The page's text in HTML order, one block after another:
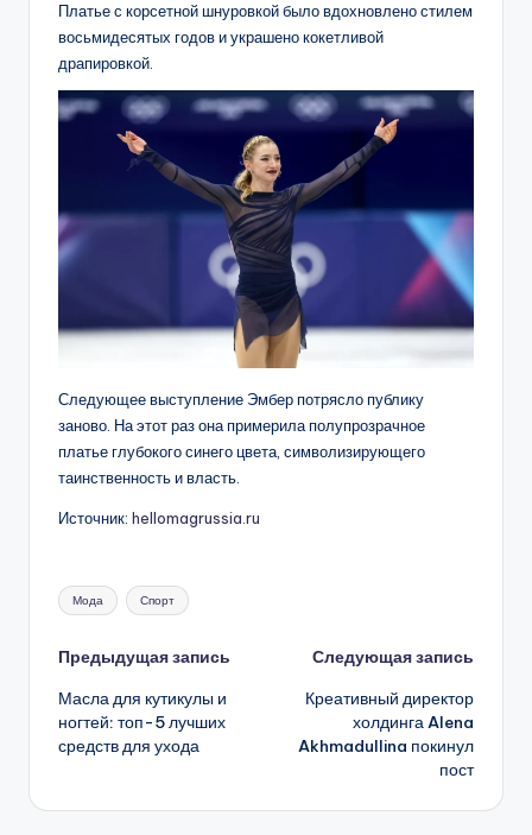
Платье с корсетной шнуровкой было вдохновлено стилем
восьмидесятых годов и украшено кокетливой
драпировкой.
Следующее выступление Эмбер потрясло публику
заново. На этот раз она примерила полупрозрачное
платье глубокого синего цвета, символизирующего
таинственность и власть.
Источник: hellomagrussia.ru
Метки:
Мода Спорт
Навигация
записи
Предыдущая запись
Масла для кутикулы и
ногтей: топ-5 лучших
средств для ухода
Следующая запись
Креативный директор
холдинга Alena
Akhmadullina покинул
пост